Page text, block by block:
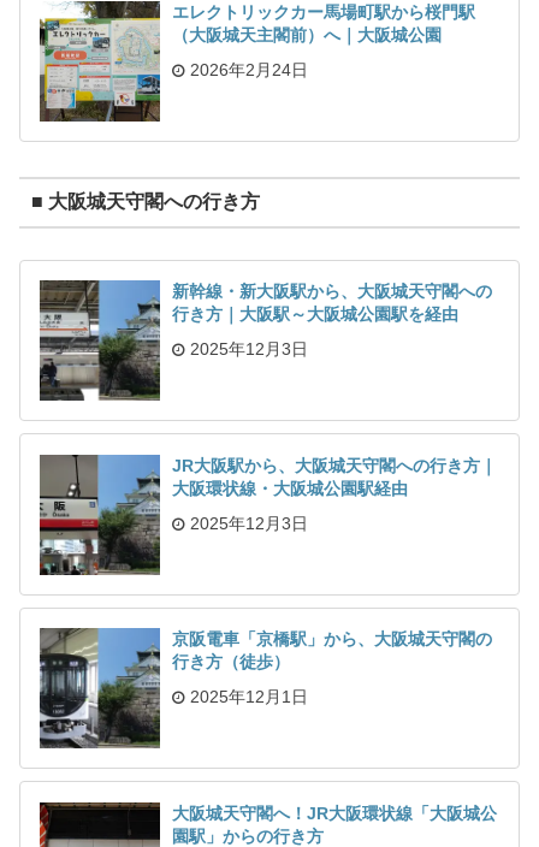
エレクトリックカー馬場町駅から桜門駅
（大阪城天主閣前）へ｜大阪城公園
2026年2月24日
■ 大阪城天守閣への行き方
新幹線・新大阪駅から、大阪城天守閣への
行き方｜大阪駅～大阪城公園駅を経由
2025年12月3日
JR大阪駅から、大阪城天守閣への行き方｜
大阪環状線・大阪城公園駅経由
2025年12月3日
京阪電車「京橋駅」から、大阪城天守閣の
行き方（徒歩）
2025年12月1日
大阪城天守閣へ！JR大阪環状線「大阪城公
園駅」からの行き方